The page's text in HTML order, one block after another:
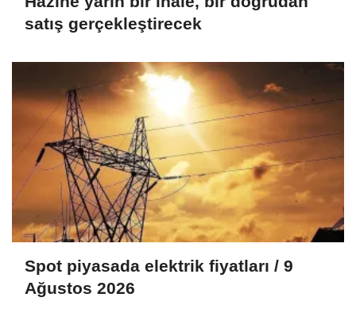
satış gerçekleştirecek
Spot piyasada elektrik fiyatları / 9
Ağustos 2026